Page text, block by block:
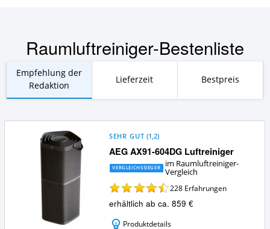
Raumluftreiniger-Bestenliste
Empfehlung der
Redaktion
Lieferzeit Bestpreis
AEG AX91-604DG Luftreiniger
SEHR GUT (1,2)
VERGLEICHSSIEGER
im Raumluftreiniger-
Vergleich
228 Erfahrungen
erhältlich ab ca. 859 €
Produktdetails